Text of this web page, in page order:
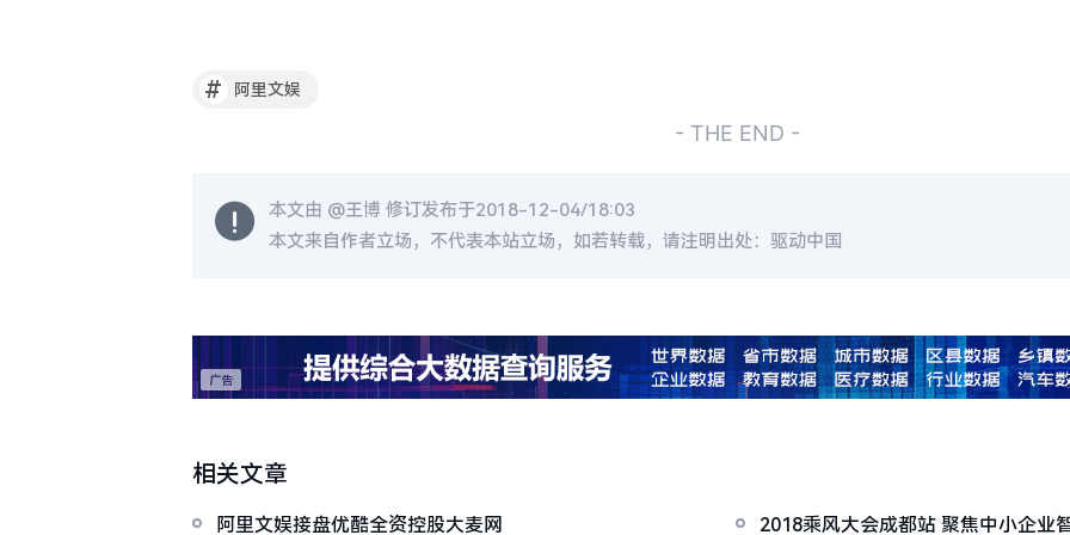
# 阿里文娱
- THE END -
本文由 @王博 修订发布于2018-12-04/18:03
本文来自作者立场，不代表本站立场，如若转载，请注明出处：驱动中国
相关文章
阿里文娱接盘优酷全资控股大麦网 2018乘风大会成都站 聚焦中小企业